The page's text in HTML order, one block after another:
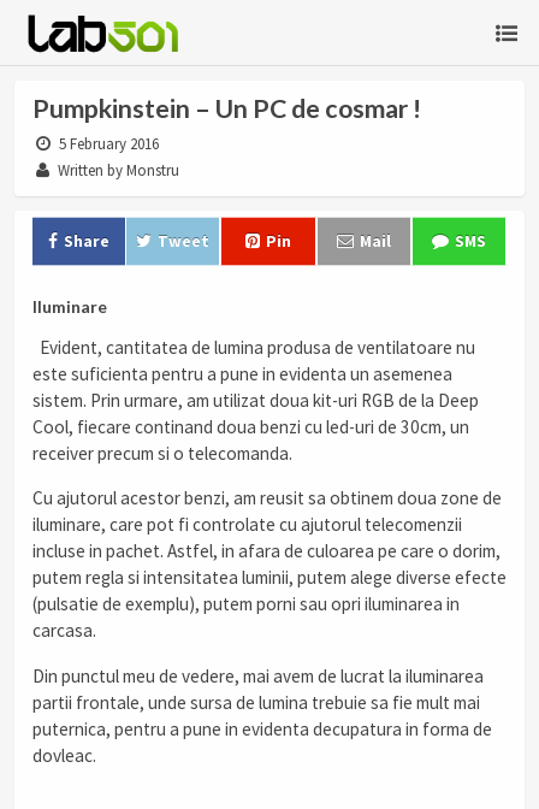
Pumpkinstein – Un PC de cosmar !
5 February 2016
Written by Monstru
Share Tweet Pin Mail SMS
Iluminare
Evident, cantitatea de lumina produsa de ventilatoare nu
este suficienta pentru a pune in evidenta un asemenea
sistem. Prin urmare, am utilizat doua kit-uri RGB de la Deep
Cool, fiecare continand doua benzi cu led-uri de 30cm, un
receiver precum si o telecomanda.
Cu ajutorul acestor benzi, am reusit sa obtinem doua zone de
iluminare, care pot fi controlate cu ajutorul telecomenzii
incluse in pachet. Astfel, in afara de culoarea pe care o dorim,
putem regla si intensitatea luminii, putem alege diverse efecte
(pulsatie de exemplu), putem porni sau opri iluminarea in
carcasa.
Din punctul meu de vedere, mai avem de lucrat la iluminarea
partii frontale, unde sursa de lumina trebuie sa fie mult mai
puternica, pentru a pune in evidenta decupatura in forma de
dovleac.